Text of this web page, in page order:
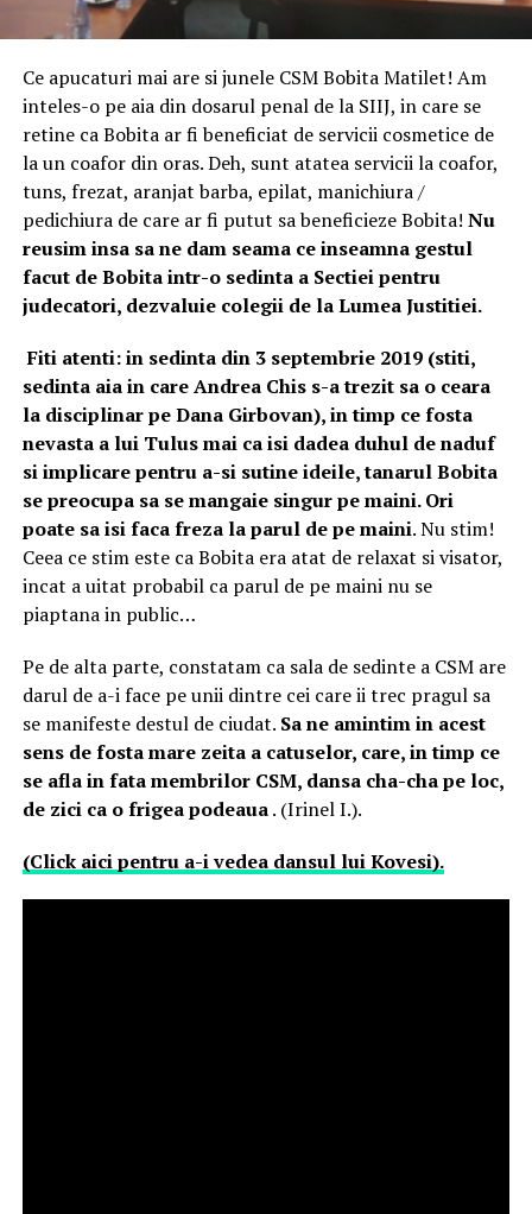
Ce apucaturi mai are si junele CSM Bobita Matilet! Am
inteles-o pe aia din dosarul penal de la SIIJ, in care se
retine ca Bobita ar fi beneficiat de servicii cosmetice de
la un coafor din oras. Deh, sunt atatea servicii la coafor,
tuns, frezat, aranjat barba, epilat, manichiura /
pedichiura de care ar fi putut sa beneficieze Bobita! Nu
reusim insa sa ne dam seama ce inseamna gestul
facut de Bobita intr-o sedinta a Sectiei pentru
judecatori, dezvaluie colegii de la Lumea Justitiei.
Fiti atenti: in sedinta din 3 septembrie 2019 (stiti,
sedinta aia in care Andrea Chis s-a trezit sa o ceara
la disciplinar pe Dana Girbovan), in timp ce fosta
nevasta a lui Tulus mai ca isi dadea duhul de naduf
si implicare pentru a-si sutine ideile, tanarul Bobita
se preocupa sa se mangaie singur pe maini. Ori
poate sa isi faca freza la parul de pe maini. Nu stim!
Ceea ce stim este ca Bobita era atat de relaxat si visator,
incat a uitat probabil ca parul de pe maini nu se
piaptana in public…
Pe de alta parte, constatam ca sala de sedinte a CSM are
darul de a-i face pe unii dintre cei care ii trec pragul sa
se manifeste destul de ciudat. Sa ne amintim in acest
sens de fosta mare zeita a catuselor, care, in timp ce
se afla in fata membrilor CSM, dansa cha-cha pe loc,
de zici ca o frigea podeaua. (Irinel I.).
(Click aici pentru a-i vedea dansul lui Kovesi).